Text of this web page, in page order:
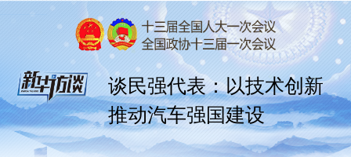
谈民强代表：以技术创新
推动汽车强国建设